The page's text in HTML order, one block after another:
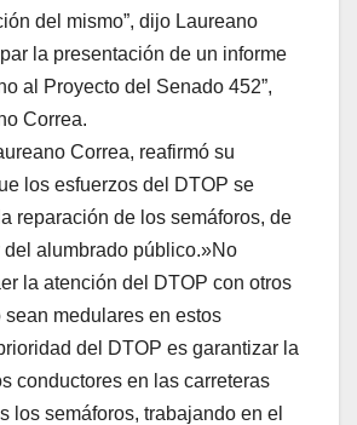
del mismo”, dijo Laureano
la presentación de un informe
al Proyecto del Senado 452”,
Correa.
Correa, reafirmó su
los esfuerzos del DTOP se
reparación de los semáforos, de
del alumbrado público.»No
la atención del DTOP con otros
medulares en estos
del DTOP es garantizar la
conductores en las carreteras
los semáforos, trabajando en el